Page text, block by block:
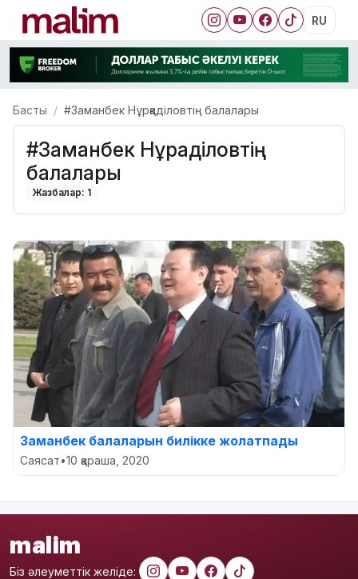
RU
Басты #Заманбек Нұрқаділовтің балалары
#Заманбек Нұрқаділовтің
балалары
Жазбалар: 1
Заманбек балаларын билікке жолатпады
Саясат•10 қараша, 2020
malim
Біз әлеуметтік желіде: